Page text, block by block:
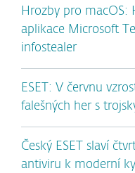
Hrozby pro macOS:
aplikace Microsoft
infostealer
ESET: V červnu
falešných her s
Český ESET slaví
antiviru k moderní